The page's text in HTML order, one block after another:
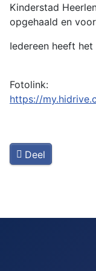
Kinderstad
opgehaald en
Iedereen heeft
Fotolink:
https://
Deel